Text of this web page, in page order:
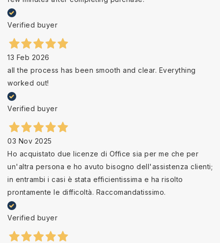
Verified buyer
13 Feb 2026
all the process has been smooth and clear. Everything
worked out!
Verified buyer
03 Nov 2025
Ho acquistato due licenze di Office sia per me che per
un'altra persona e ho avuto bisogno dell'assistenza clienti;
in entrambi i casi è stata efficientissima e ha risolto
prontamente le difficoltà. Raccomandatissimo.
Verified buyer